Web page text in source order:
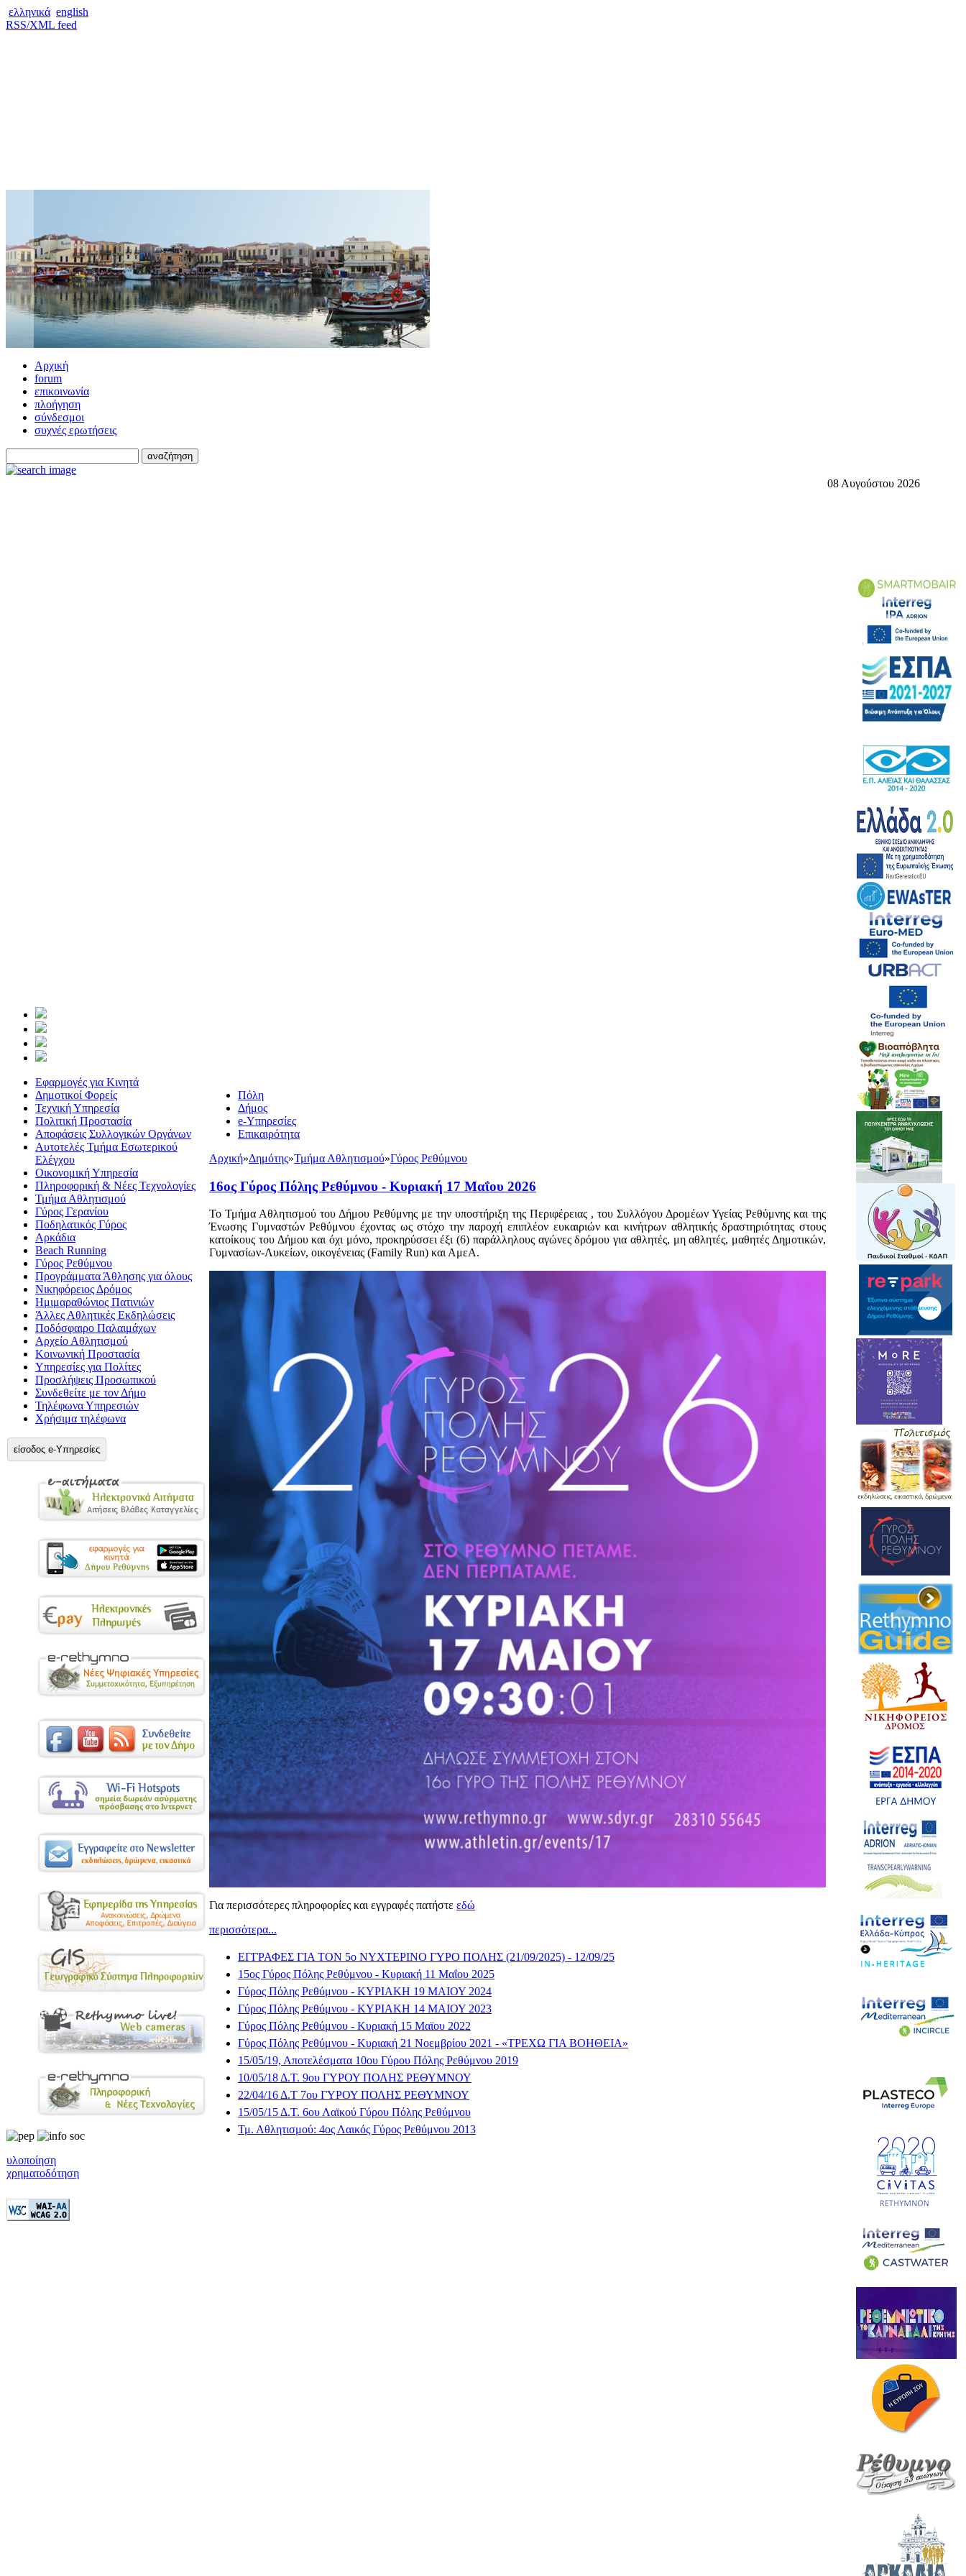
ελληνικά english
RSS/XML feed
Αρχική
forum
επικοινωνία
πλοήγηση
σύνδεσμοι
συχνές ερωτήσεις
Εφαρμογές για Κινητά
Δημοτικοί Φορείς
Τεχνική Υπηρεσία
Πολιτική Προστασία
Αποφάσεις Συλλογικών Οργάνων
Αυτοτελές Τμήμα Εσωτερικού
Ελέγχου
Οικονομική Υπηρεσία
Πληροφορική & Νέες Τεχνολογίες
Τμήμα Αθλητισμού
Γύρος Γερανίου
Ποδηλατικός Γύρος
Αρκάδια
Beach Running
Γύρος Ρεθύμνου
Προγράμματα Άθλησης για όλους
Νικηφόρειος Δρόμος
Ημιμαραθώνιος Πατινιών
Άλλες Αθλητικές Εκδηλώσεις
Ποδόσφαιρο Παλαιμάχων
Αρχείο Αθλητισμού
Κοινωνική Προστασία
Υπηρεσίες για Πολίτες
Προσλήψεις Προσωπικού
Συνδεθείτε με τον Δήμο
Τηλέφωνα Υπηρεσιών
Χρήσιμα τηλέφωνα
είσοδος e-Υπηρεσίες
υλοποίηση
χρηματοδότηση
Πόλη
Δήμος
e-Υπηρεσίες
Επικαιρότητα
Αρχική»Δημότης»Τμήμα Αθλητισμού»Γύρος Ρεθύμνου
16ος Γύρος Πόλης Ρεθύμνου - Κυριακή 17 Μαΐου 2026
Το Τμήμα Αθλητισμού του Δήμου Ρεθύμνης με την υποστήριξη της Περιφέρειας , του Συλλόγου Δρομέων Υγείας Ρεθύμνης και της
Ένωσης Γυμναστών Ρεθύμνου έχοντας ως στόχο την παροχή επιπλέον ευκαιριών και κινήτρων αθλητικής δραστηριότητας στους
κατοίκους του Δήμου και όχι μόνο, προκηρύσσει έξι (6) παράλληλους αγώνες δρόμου για αθλητές, μη αθλητές, μαθητές Δημοτικών,
Γυμνασίων-Λυκείων, οικογένειας (Family Run) και ΑμεΑ.
Για περισσότερες πληροφορίες και εγγραφές πατήστε εδώ
περισσότερα...
ΕΓΓΡΑΦΕΣ ΓΙΑ ΤΟΝ 5ο ΝΥΧΤΕΡΙΝΟ ΓΥΡΟ ΠΟΛΗΣ (21/09/2025) - 12/09/25
15ος Γύρος Πόλης Ρεθύμνου - Κυριακή 11 Μαΐου 2025
Γύρος Πόλης Ρεθύμνου - ΚΥΡΙΑΚΗ 19 ΜΑΙΟΥ 2024
Γύρος Πόλης Ρεθύμνου - ΚΥΡΙΑΚΗ 14 ΜΑΙΟΥ 2023
Γύρος Πόλης Ρεθύμνου - Κυριακή 15 Μαϊου 2022
Γύρος Πόλης Ρεθύμνου - Κυριακή 21 Νοεμβρίου 2021 - «ΤΡΕΧΩ ΓΙΑ ΒΟΗΘΕΙΑ»
15/05/19, Αποτελέσματα 10ου Γύρου Πόλης Ρεθύμνου 2019
10/05/18 Δ.Τ. 9ου ΓΥΡΟΥ ΠΟΛΗΣ ΡΕΘΥΜΝΟΥ
22/04/16 Δ.Τ 7ου ΓΥΡΟΥ ΠΟΛΗΣ ΡΕΘΥΜΝΟΥ
15/05/15 Δ.Τ. 6ου Λαϊκού Γύρου Πόλης Ρεθύμνου
Τμ. Αθλητισμού: 4ος Λαικός Γύρος Ρεθύμνου 2013
08 Αυγούστου 2026